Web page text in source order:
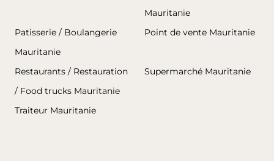
Mauritanie
Patisserie / Boulangerie
Mauritanie
Point de vente Mauritanie
Restaurants / Restauration
/ Food trucks Mauritanie
Supermarché Mauritanie
Traiteur Mauritanie